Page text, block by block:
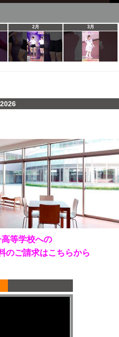
2月 3月
2026
等学校への
のご請求はこちらから